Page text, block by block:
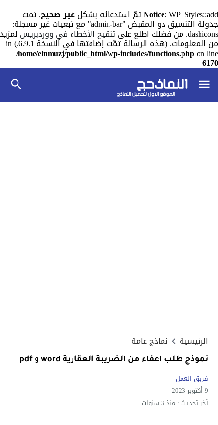
Notice: WP_Styles::add تمّ استدعائه بشكل غير صحيح. تمت
جدولة التنسيق ذو المقبض "admin-bar" مع تبعيات غير مسجلة:
dashicons. من فضلك اطلع على تنقيح الأخطاء في ووردبريس لمزيد
من المعلومات. (هذه الرسالة تمّت إضافتها في النسخة 6.9.1.) in
/home/elnmuzj/public_html/wp-includes/functions.phpon line
6170
الرئيسية نماذج عامة
نموذج طلب اعفاء من الضريبة العقارية word و pdf
فريق العمل
9 أكتوبر 2023
آخر تحديث : منذ 3 سنوات